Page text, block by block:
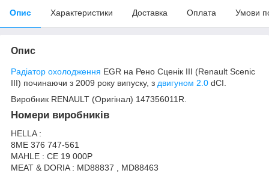
Опис Характеристики Доставка Оплата Умови
Опис
Радіатор охолодження EGR на Рено Сценік III (Renault Scenic
III) починаючи з 2009 року випуску, з двигуном 2.0 dCI.
Виробник RENAULT (Оригінал) 147356011R.
Номери виробників
HELLA :
8ME 376 747-561
MAHLE : CE 19 000P
MEAT & DORIA : MD88837 , MD88463